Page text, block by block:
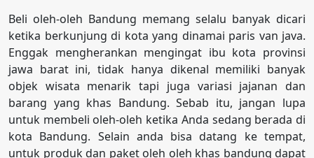
Beli oleh-oleh Bandung memang selalu banyak dicari
ketika berkunjung di kota yang dinamai paris van java.
Enggak mengherankan mengingat ibu kota provinsi
jawa barat ini, tidak hanya dikenal memiliki banyak
objek wisata menarik tapi juga variasi jajanan dan
barang yang khas Bandung. Sebab itu, jangan lupa
untuk membeli oleh-oleh ketika Anda sedang berada di
kota Bandung. Selain anda bisa datang ke tempat,
untuk produk dan paket oleh oleh khas bandung dapat